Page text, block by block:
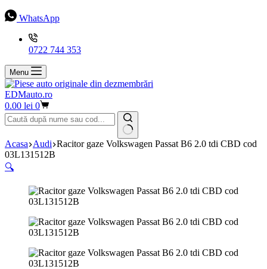
WhatsApp
0722 744 353
Menu
EDMauto.ro
Coș
de
cumpărături
0.00 lei 0
Niciun
rezultat
Acasa Audi Racitor gaze Volkswagen Passat B6 2.0 tdi CBD cod
03L131512B
🔍